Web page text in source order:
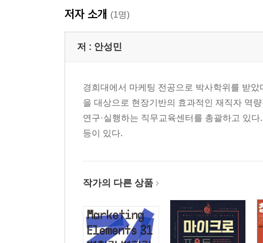
PART 3 같은 듯 다른, 다른 듯 같은 보통 사람들
사람 좀 빌립시다, ‘휴먼라이브러리 족’
한 끼를 마신다, ‘CMR'
맛은 포기해도 만드는 건 포기 못해, ‘요리의 경험’
가장 현실적인 패션, ‘플러스 사이즈’
저자 소개 (1명)
저 : 안성민
경희대에서 마케팅 전공으로 박사학위를 받
을 대상으로 현장기반의 효과적인 재직자 역
연구·실행하는 직무교육센터를 총괄하고 있
등이 있다.
작가의 다른 상품